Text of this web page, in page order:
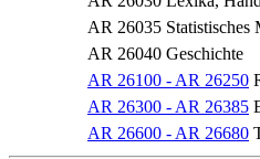
AR 26035 Statistisches
AR 26040 Geschichte
AR 26100 - AR 26250
AR 26300 - AR 26385
AR 26600 - AR 26680